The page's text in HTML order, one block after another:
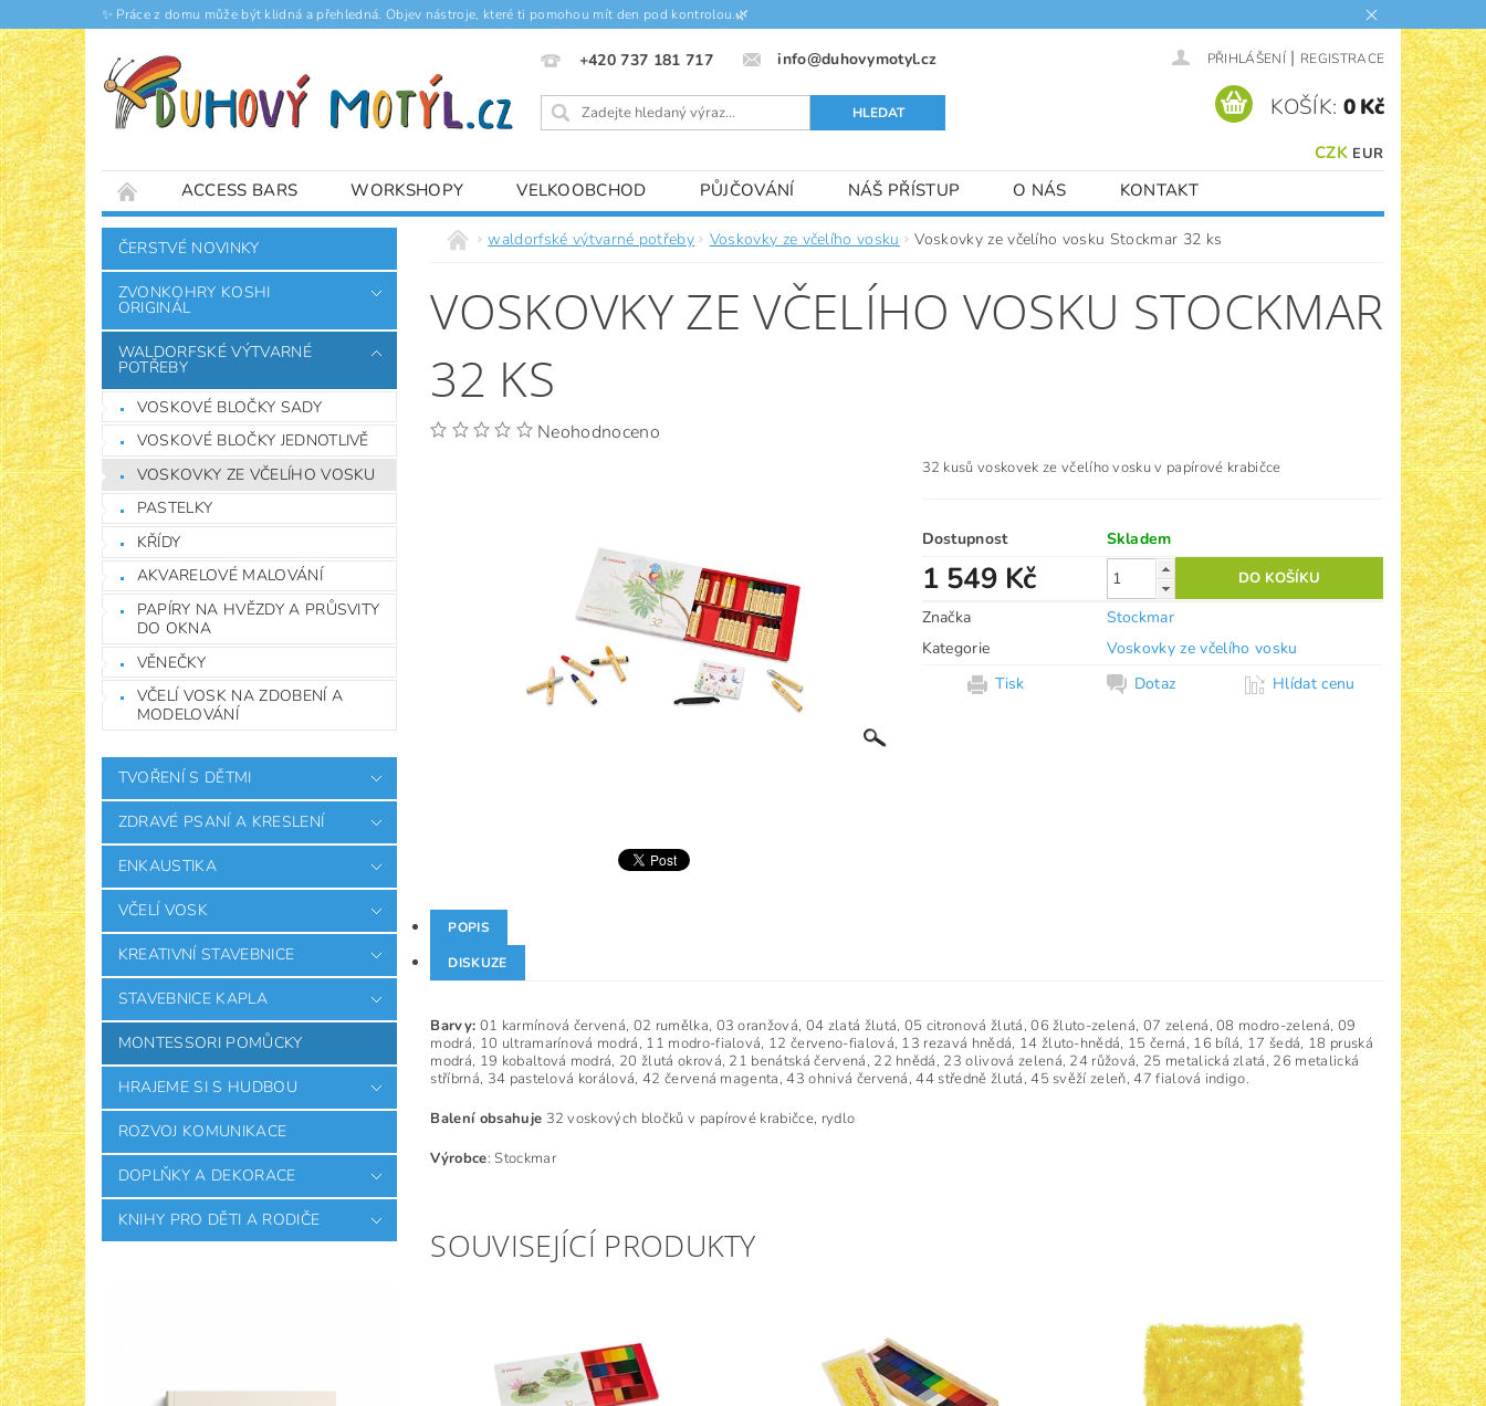
✨ Práce z domu může být klidná a přehledná. Objev nástroje, které ti pomohou mít den pod kontrolou.🌿
+420 737 181 717 info@duhovymotyl.cz PŘIHLÁŠENÍ | REGISTRACE
CZK EUR
KOŠÍK: 0 Kč
ACCESS BARS WORKSHOPY VELKOOBCHOD PŮJČOVÁNÍ NÁŠ PŘÍSTUP O NÁS
KONTAKT
ČLÁNKY
ČERSTVÉ NOVINKY
ZVONKOHRY KOSHI
ORIGINÁL
WALDORFSKÉ VÝTVARNÉ
POTŘEBY
VOSKOVÉ BLOČKY SADY
VOSKOVÉ BLOČKY JEDNOTLIVĚ
VOSKOVKY ZE VČELÍHO VOSKU
PASTELKY
KŘÍDY
AKVARELOVÉ MALOVÁNÍ
PAPÍRY NA HVĚZDY A PRŮSVITY
DO OKNA
VĚNEČKY
VČELÍ VOSK NA ZDOBENÍ A
MODELOVÁNÍ
TVOŘENÍ S DĚTMI
ZDRAVÉ PSANÍ A KRESLENÍ
ENKAUSTIKA
VČELÍ VOSK
KREATIVNÍ STAVEBNICE
STAVEBNICE KAPLA
MONTESSORI POMŮCKY
HRAJEME SI S HUDBOU
ROZVOJ KOMUNIKACE
DOPLŇKY A DEKORACE
KNIHY PRO DĚTI A RODIČE
waldorfské výtvarné potřeby Voskovky ze včelího vosku Voskovky ze včelího vosku Stockmar 32 ks
VOSKOVKY ZE VČELÍHO VOSKU STOCKMAR
32 KS
Neohodnoceno
32 kusů voskovek ze včelího vosku v papírové krabičce
Dostupnost Skladem
1 549 Kč
Značka
Stockmar
Kategorie
Voskovky ze včelího vosku
Tisk
Dotaz Hlídat cenu
POPIS
DISKUZE
Barvy: 01 karmínová červená, 02 rumělka, 03 oranžová, 04 zlatá žlutá, 05 citronová žlutá, 06 žluto-zelená, 07 zelená, 08 modro-zelená, 09
modrá, 10 ultramarínová modrá, 11 modro-fialová, 12 červeno-fialová, 13 rezavá hnědá, 14 žluto-hnědá, 15 černá, 16 bílá, 17 šedá, 18 pruská
modrá, 19 kobaltová modrá, 20 žlutá okrová, 21 benátská červená, 22 hnědá, 23 olivová zelená, 24 růžová, 25 metalická zlatá, 26 metalická
stříbrná, 34 pastelová korálová, 42 červená magenta, 43 ohnivá červená, 44 středně žlutá, 45 svěží zeleň, 47 fialová indigo.
Balení obsahuje 32 voskových bločků v papírové krabičce, rydlo
Výrobce: Stockmar
SOUVISEJÍCÍ PRODUKTY